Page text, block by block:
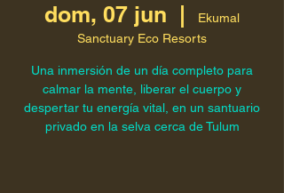
dom, 07 jun
  |
Ekumal
Sanctuary Eco Resorts
Una inmersión de un día completo para
calmar la mente, liberar el cuerpo y
despertar tu energía vital, en un santuario
privado en la selva cerca de Tulum